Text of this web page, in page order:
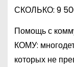
СКОЛЬКО: 9
Помощь с
КОМУ:
которых не